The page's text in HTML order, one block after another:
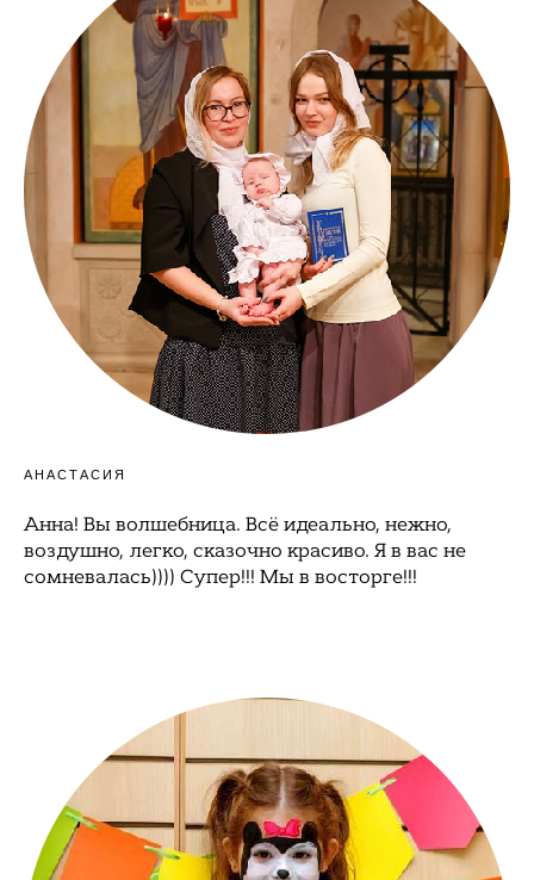
АНАСТАСИЯ
Анна! Вы волшебница. Всё идеально, нежно,
воздушно, легко, сказочно красиво. Я в вас не
сомневалась)))) Супер!!! Мы в восторге!!!